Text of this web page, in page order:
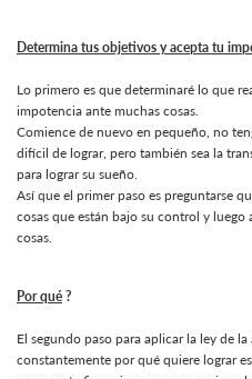
Determina tus objetivos y acepta tu
Lo primero es que determinaré lo que
impotencia ante muchas cosas.
Comience de nuevo en pequeño, no
difícil de lograr, pero también sea la
para lograr su sueño.
Así que el primer paso es preguntarse
cosas que están bajo su control y
cosas.
Por qué ?
El segundo paso para aplicar la ley de
constantemente por qué quiere lograr